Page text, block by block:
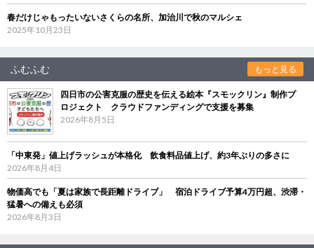
春だけじゃもったいないさくらの名所、加治川で秋のマルシェ
2025年10月23日
ふむふむ もっと見る
四日市の公害克服の歴史を伝える絵本『スモックリン』制作プ
ロジェクト クラウドファンディングで支援を募集
2026年8月5日
「中東発」値上げラッシュが本格化 飲食料品値上げ、約3年ぶりの多さに
2026年8月4日
物価高でも「夏は家族で長距離ドライブ」 宿泊ドライブ予算4万円超、渋滞・
猛暑への備えも必須
2026年8月3日